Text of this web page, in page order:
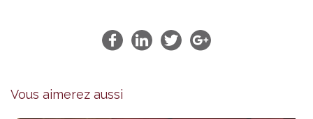
Vous aimerez aussi